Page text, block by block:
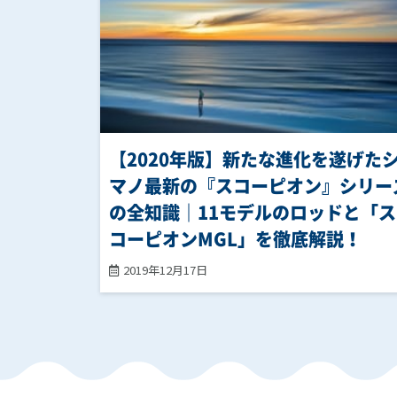
【2020年版】新たな進化を遂げた
マノ最新の『スコーピオン』シリー
の全知識｜11モデルのロッドと「ス
コーピオンMGL」を徹底解説！
2019年12月17日